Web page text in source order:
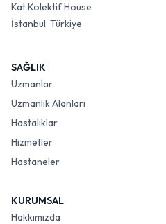
Kat Kolektif House
İstanbul, Türkiye
SAĞLIK
Uzmanlar
Uzmanlık Alanları
Hastalıklar
Hizmetler
Hastaneler
KURUMSAL
Hakkımızda